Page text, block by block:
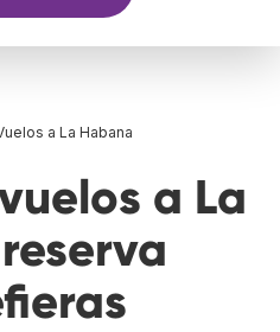
a La Habana
a La